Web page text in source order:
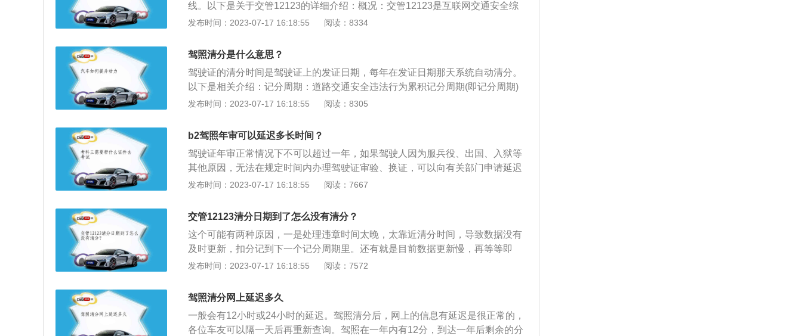
线。以下是关于交管12123的详细介绍：概况：交管12123是互联网交通安全综
合服务管理平台官方客户端，由公安部交通管理科学研究所提供技术支持。服务
户注册,机动车/驾驶证/违法处理等业务预约、受理和办理，交通安全信息查询、
业务告知提醒、业务导办，道路通行服务等全方位的交通安全服务。
发布时间：2023-07-17 16:18:55 阅读：8334
驾照清分是什么意思？
驾驶证的清分时间是驾驶证上的发证日期，每年在发证日期那天系统自动清分。
以下是相关介绍：记分周期：道路交通安全违法行为累积记分周期(即记分周期)
为12个月，满分为12分，从机动车驾驶证初次领取之日起计算，如此类推不断地
清分。注意事项：被记满12分，则需要到驾驶证核发地车管所或到违法行为地车
管所参加学习并考试科目一(一个记分周期连续两次记满12分的增驾科目三后考
试)合格后，方能将分数清零。否则驾驶证无法正常使用。驾照分数恢复时间：驾
照分数恢复12分是按驾驶证的领取日期。一个记分周期为12个月。例如：领取驾
驶证的日期为3月6日，那么直至明年的3月5日即为一个记分周期，3月5日24点，
发布时间：2023-07-17 16:18:55 阅读：8305
b2驾照年审可以延迟多长时间？
驾驶证年审正常情况下不可以超过一年，如果驾驶人因为服兵役、出国、入狱等
其他原因，无法在规定时间内办理驾驶证审验、换证，可以向有关部门申请延迟
审验、换证，但延迟时间最长不得超过3年。相关介绍：1、驾驶证年审：指驾驶
驾驶证时，应当接受公安机关交通管理部门审验。2、异地年审：根据相关规定
于2016年4月1日起驾驶证，补领、换领、审验业务可在核发地之外，车管所办
理，免去，从居住地到原核发地往返奔波。
发布时间：2023-07-17 16:18:55 阅读：7667
交管12123清分日期到了怎么没有清分？
这个可能有两种原因，一是处理违章时间太晚，太靠近清分时间，导致数据没有
及时更新，扣分记到下一个记分周期里。还有就是目前数据更新慢，再等等即
可。下是关于交管12123的详细介绍：1、概况：交管12123是互联网交通安全综
对象为全国机动车车主、驾驶人等广大用户。2、服务：提供互联网服务平台个
人用户注册，机动车/驾驶证/违法处理等业务预约、受理和办理，交通安全信息查
询、业务告知提醒、业务导办，道路通行服务等全方位的交通安全服务。
发布时间：2023-07-17 16:18:55 阅读：7572
驾照清分网上延迟多久
一般会有12小时或24小时的延迟。驾照清分后，网上的信息有延迟是很正常的，
各位车友可以隔一天后再重新查询。驾照在一年内有12分，到达一年后剩余的分